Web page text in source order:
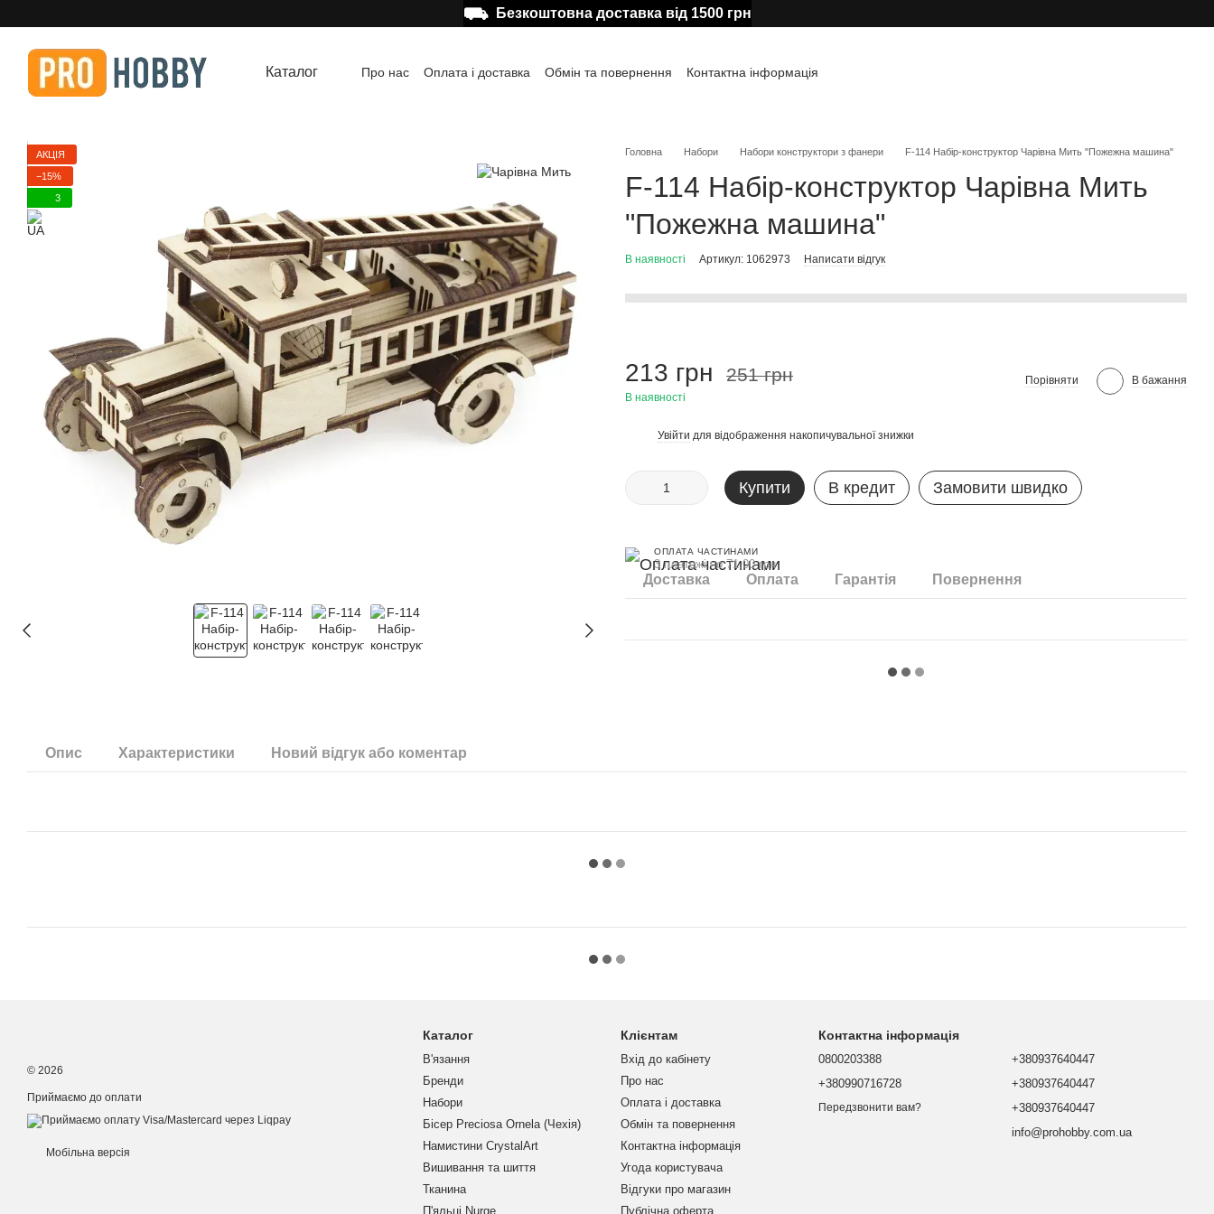
⛟ Безкоштовна доставка від 1500 грн
Каталог Про нас Оплата і доставка Обмін та повернення
Контактна інформація
АКЦІЯ
−15%
3
Головна Набори Набори конструктори з фанери F-114 Набір-конструктор Чарівна Мить "Пожежна машина"
F-114 Набір-конструктор Чарівна Мить
"Пожежна машина"
В наявності Артикул: 1062973 Написати відгук
213 грн 251 грн
В наявності
Порівняти В бажання
Увійти для відображення накопичувальної знижки
Купити В кредит Замовити швидко
ОПЛАТА ЧАСТИНАМИ
3 платежі по 71.00 грн
Доставка Оплата Гарантія Повернення
Опис Характеристики Новий відгук або коментар
© 2026
Приймаємо до оплати
Мобільна версія
Каталог
В'язання
Бренди
Набори
Бісер Preciosa Ornela (Чехія)
Намистини CrystalArt
Вишивання та шиття
Тканина
П'яльці Nurge
Клієнтам
Вхід до кабінету
Про нас
Оплата і доставка
Обмін та повернення
Контактна інформація
Угода користувача
Відгуки про магазин
Публічна оферта
Контактна інформація
0800203388
+380990716728
Передзвонити вам?
+380937640447
+380937640447
+380937640447
info@prohobby.com.ua